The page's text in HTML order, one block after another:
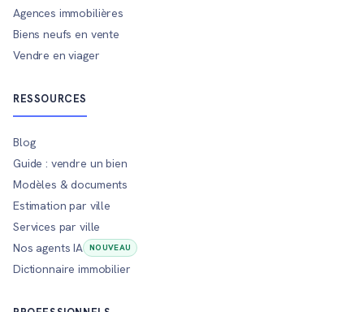
Agences immobilières
Biens neufs en vente
Vendre en viager
RESSOURCES
Blog
Guide : vendre un bien
Modèles & documents
Estimation par ville
Services par ville
Nos agents IA
NOUVEAU
Dictionnaire immobilier